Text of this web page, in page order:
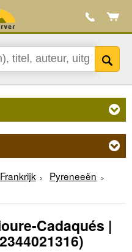
Frankrijk
Pyreneeën
Cadaqués |